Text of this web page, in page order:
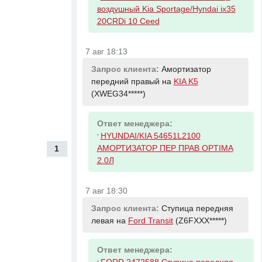
1
воздушный Kia Sportage/Hyndai ix35
20CRDi 10 Ceed
7 авг 18:13
Запрос клиента: Амортизатор
передний правый на KIA K5
(XWEG34*****)
Ответ менеджера:
- HYUNDAI/KIA 54651L2100
АМОРТИЗАТОР ПЕР ПРАВ OPTIMA
2.0Л
7 авг 18:30
Запрос клиента: Ступица передняя
левая на Ford Transit(Z6FXXX*****)
Ответ менеджера: